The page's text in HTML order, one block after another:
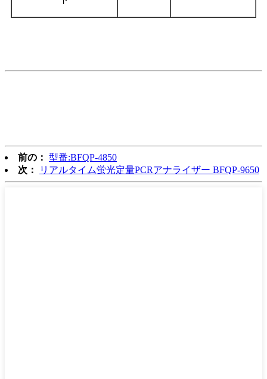
前の： 型番:BFQP-4850
次：
リアルタイム蛍光定量PCRアナライザー BFQP-9650